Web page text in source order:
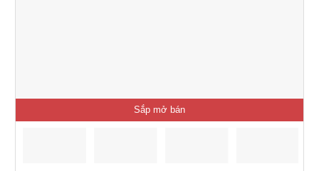
Sắp mở bán